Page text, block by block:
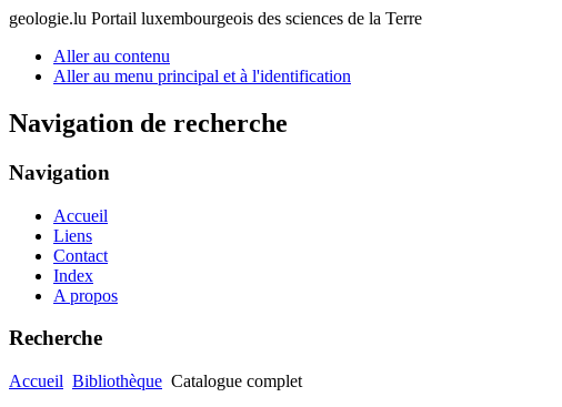
geologie.lu Portail luxembourgeois des sciences de la Terre
Aller au contenu
Aller au menu principal et à l'identification
Navigation de recherche
Navigation
Accueil
Liens
Contact
Index
A propos
Recherche
Accueil Bibliothèque Catalogue complet